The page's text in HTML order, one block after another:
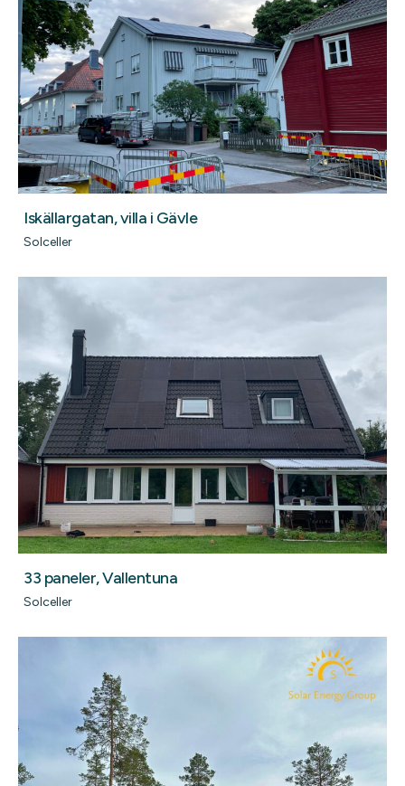
Iskällargatan, villa i Gävle
Solceller
33 paneler, Vallentuna
Solceller